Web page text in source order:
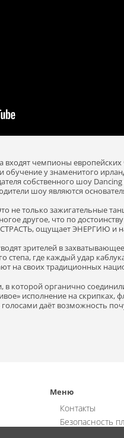
входят чемпионы
у знаменитого
собственного шоу
шоу являются
не только зажигательные
другое, что по
ощущает ЭНЕРГИЮ и
зрителей в
степа, где каждый удар
на своих традиционных
которой органично
исполнение на скрипках,
даёт возможность
Меню
Контакты
Безопасность